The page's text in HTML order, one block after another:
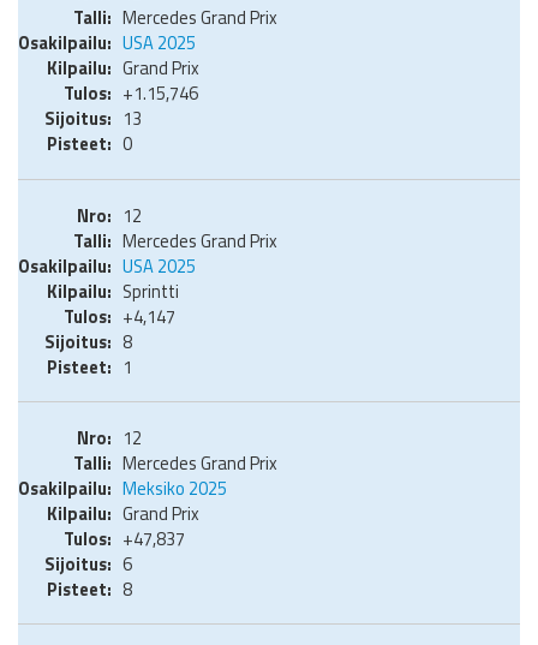
Mercedes Grand Prix
USA 2025
Grand Prix
+1.15,746
13
0
12
Mercedes Grand Prix
USA 2025
Sprintti
+4,147
8
1
12
Mercedes Grand Prix
Meksiko 2025
Grand Prix
+47,837
6
8